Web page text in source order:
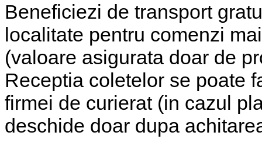
Beneficiezi de transport
localitate pentru comenzi
(valoare asigurata doar de
Receptia coletelor se poate
firmei de curierat (in cazul
deschide doar dupa